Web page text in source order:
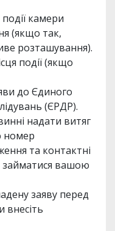
камери
(якщо так,
розташування).
події (якщо
до Єдиного
(ЄРДР).
надати витяг
номер
та контактні
займатися вашою
заяву перед
внесіть